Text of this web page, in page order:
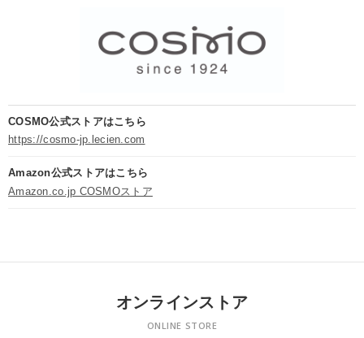
COSMO公式ストアはこちら
https://cosmo-jp.lecien.com
Amazon公式ストアはこちら
Amazon.co.jp COSMOストア
オンラインストア
ONLINE STORE